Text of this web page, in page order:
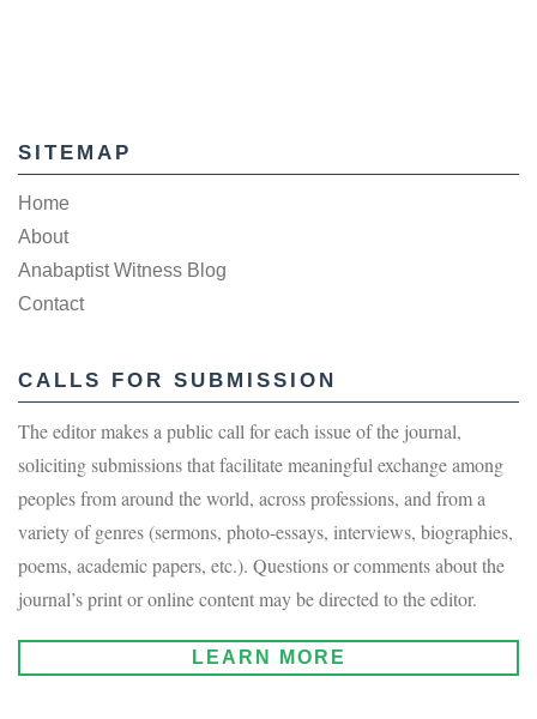
SITEMAP
Home
About
Anabaptist Witness Blog
Contact
CALLS FOR SUBMISSION
The editor makes a public call for each issue of the journal,
soliciting submissions that facilitate meaningful exchange among
peoples from around the world, across professions, and from a
variety of genres (sermons, photo-essays, interviews, biographies,
poems, academic papers, etc.). Questions or comments about the
journal’s print or online content may be directed to the editor.
LEARN MORE